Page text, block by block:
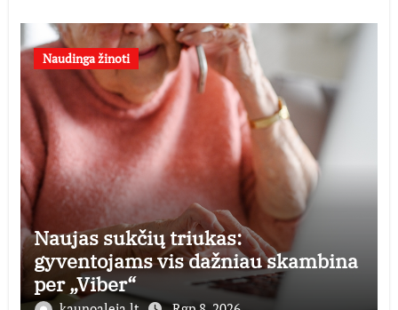
Naudinga žinoti
Naujas sukčių triukas:
gyventojams vis dažniau skambina
per „Viber“